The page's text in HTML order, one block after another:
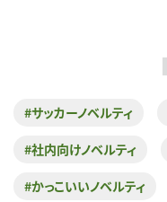
#サッカーノベルティ
#社内向けノベルティ
#かっこいいノベルティ